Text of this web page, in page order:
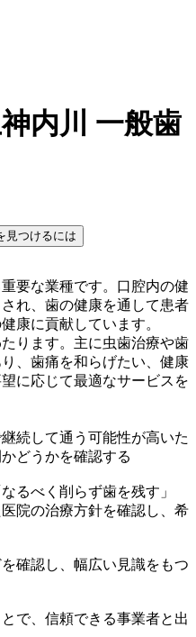
内川 一般歯
見つけるには
要な業種です。口腔内の健
れ、歯の健康を通して患者
康に貢献しています。
ります。主に虫歯治療や歯
、歯痛を和らげたい、健康
に応じて最適なサービスを
続して通う可能性が高いた
どうかを確認する
るべく削らず歯を残す」
院の治療方針を確認し、希
確認し、幅広い見識をもつ
で、信頼できる事業者と出